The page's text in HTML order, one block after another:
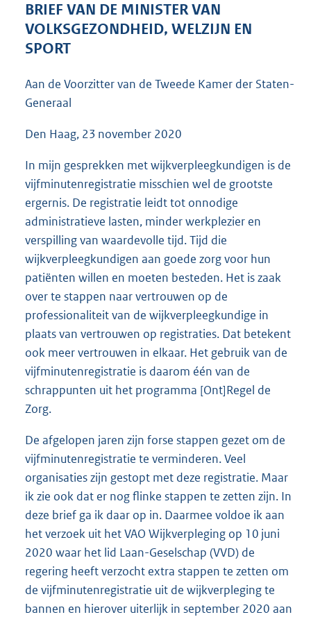
b
BRIEF VAN DE MINISTER VAN
VOLKSGEZONDHEID, WELZIJN EN
SPORT
Aan de Voorzitter van de Tweede Kamer der Staten-
Generaal
Den Haag, 23 november 2020
In mijn gesprekken met wijkverpleegkundigen is de
vijfminutenregistratie misschien wel de grootste
ergernis. De registratie leidt tot onnodige
administratieve lasten, minder werkplezier en
verspilling van waardevolle tijd. Tijd die
wijkverpleegkundigen aan goede zorg voor hun
patiënten willen en moeten besteden. Het is zaak
over te stappen naar vertrouwen op de
professionaliteit van de wijkverpleegkundige in
plaats van vertrouwen op registraties. Dat betekent
ook meer vertrouwen in elkaar. Het gebruik van de
vijfminutenregistratie is daarom één van de
schrappunten uit het programma [Ont]Regel de
Zorg.
De afgelopen jaren zijn forse stappen gezet om de
vijfminutenregistratie te verminderen. Veel
organisaties zijn gestopt met deze registratie. Maar
ik zie ook dat er nog flinke stappen te zetten zijn. In
deze brief ga ik daar op in. Daarmee voldoe ik aan
het verzoek uit het VAO Wijkverpleging op 10 juni
2020 waar het lid Laan-Geselschap (VVD) de
regering heeft verzocht extra stappen te zetten om
de vijfminutenregistratie uit de wijkverpleging te
bannen en hierover uiterlijk in september 2020 aan